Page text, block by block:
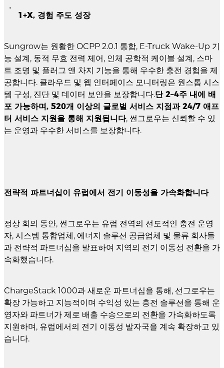
1+X, 경험 주도 성장
Sungrow는 원활한 OCPP 2.0.1 통합, E-Truck Wake-Up 기
능 설계, 동적 무효 전력 제어, 인체 공학적 케이블 설계, 스마
트 조명 및 플러그 앤 차지 기능을 통해 우수한 충전 경험을 제
공합니다. 클라우드 및 웹 인터페이스 모니터링은 원스톱 시스
템 구성, 진단 및 데이터 보안을 보장합니다.단 2–4주 내에 배
포 가능하며, 520개 이상의 글로벌 서비스 지점과 24/7 애프
터 서비스 지원을 통해 지원됩니다, 썬그로우는 신뢰할 수 있
는 운영과 우수한 서비스를 보장합니다.
전략적 파트너십이 유럽에서 전기 이동성을 가속화합니다
정상 회의 동안, 썬그로우는 유럽 전역의 선도적인 충전 운영
자, 시스템 통합업체, 에너지 솔루션 공급업체 및 물류 회사들
과 전략적 파트너십을 발표하여 지역의 전기 이동성 전환을 가
속화했습니다.
ChargeStack 1000과 새로운 파트너십을 통해, 선그로우는
확장 가능하고 지능적이며 수익성 있는 충전 솔루션을 통해 운
영자와 파트너가 제로 배출 수송으로의 전환을 가속화하도록
지원하며, 유럽에서의 전기 이동성 발자국을 계속 확장하고 있
습니다.